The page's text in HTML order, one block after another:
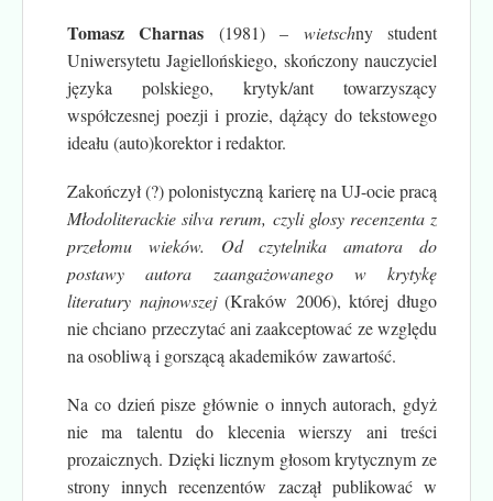
Tomasz Charnas (1981) – wietschny student
Uniwersytetu Jagiellońskiego, skończony nauczyciel
języka polskiego, krytyk/ant towarzyszący
współczesnej poezji i prozie, dążący do tekstowego
ideału (auto)korektor i redaktor.
Zakończył (?) polonistyczną karierę na UJ-ocie pracą
Młodoliterackie silva rerum, czyli glosy recenzenta z
przełomu wieków. Od czytelnika amatora do
postawy autora zaangażowanego w krytykę
literatury najnowszej(Kraków 2006), której długo
nie chciano przeczytać ani zaakceptować ze względu
na osobliwą i gorszącą akademików zawartość.
Na co dzień pisze głównie o innych autorach, gdyż
nie ma talentu do klecenia wierszy ani treści
prozaicznych. Dzięki licznym głosom krytycznym ze
strony innych recenzentów zaczął publikować w